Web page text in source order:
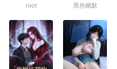
丝：好兄弟的
妻子与女上司
都归我了
root 黑色幽默